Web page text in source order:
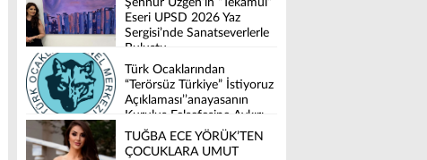
Şennur Üzgen’in “Tekâmül”
Eseri UPSD 2026 Yaz
Sergisi’nde Sanatseverlerle
Buluştu
Türk Ocaklarından
“Terörsüz Türkiye” İstiyoruz
Açıklaması’’anayasanın
Kuruluş Felsefesine Aykırı
Düzenleme İstemiyoruz’’
TUĞBA ECE YÖRÜK’TEN
ÇOCUKLARA UMUT